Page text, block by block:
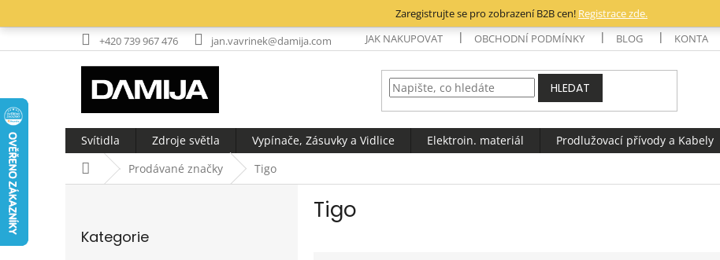
Zaregistrujte se pro zobrazení B2B cen! Registrace zde.
+420 739 967 476
jan.vavrinek@damija.com JAK NAKUPOVAT OBCHODNÍ PODMÍNKY BLOG KONTAKTY
HLEDAT
Svítidla Zdroje světla Vypínače, Zásuvky a Vidlice Elektroin. materiál Prodlužovací přívody a Kabely
Domů Prodávané značky Tigo
kategorie
Kategorie
Tigo